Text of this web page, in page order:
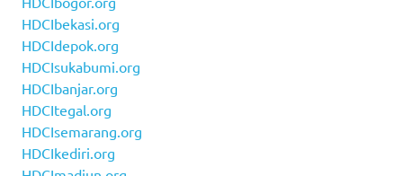
HDCIbekasi.org
HDCIdepok.org
HDCIsukabumi.org
HDCIbanjar.org
HDCItegal.org
HDCIsemarang.org
HDCIkediri.org